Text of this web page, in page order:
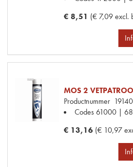
€ 8,51 (€ 7,09 excl.
MOS 2
Productnummer
Codes 61000 |
€ 13,16 (€ 10,97